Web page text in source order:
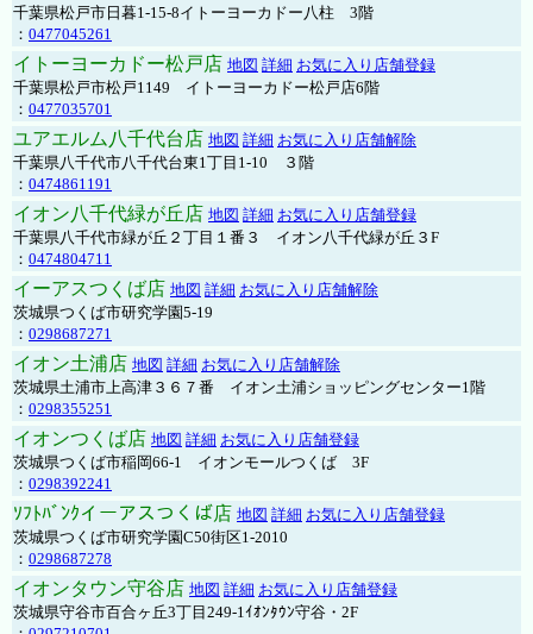
千葉県松戸市日暮1-15-8イトーヨーカドー八柱 3階
： 0477045261
イトーヨーカドー松戸店 地図 詳細 お気に入り店舗登録
千葉県松戸市松戸1149 イトーヨーカドー松戸店6階
： 0477035701
ユアエルム八千代台店 地図 詳細 お気に入り店舗解除
千葉県八千代市八千代台東1丁目1-10 ３階
： 0474861191
イオン八千代緑が丘店 地図 詳細 お気に入り店舗登録
千葉県八千代市緑が丘２丁目１番３ イオン八千代緑が丘３F
： 0474804711
イーアスつくば店 地図 詳細 お気に入り店舗解除
茨城県つくば市研究学園5-19
： 0298687271
イオン土浦店 地図 詳細 お気に入り店舗解除
茨城県土浦市上高津３６７番 イオン土浦ショッピングセンター1階
： 0298355251
イオンつくば店 地図 詳細 お気に入り店舗登録
茨城県つくば市稲岡66-1 イオンモールつくば 3F
： 0298392241
ｿﾌﾄﾊﾞﾝｸイーアスつくば店 地図 詳細 お気に入り店舗登録
茨城県つくば市研究学園C50街区1-2010
： 0298687278
イオンタウン守谷店 地図 詳細 お気に入り店舗登録
茨城県守谷市百合ヶ丘3丁目249-1ｲｵﾝﾀｳﾝ守谷・2F